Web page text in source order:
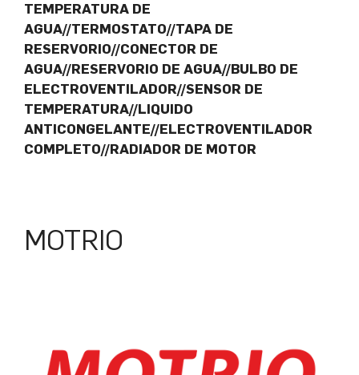
TEMPERATURA DE
AGUA//TERMOSTATO//TAPA DE
RESERVORIO//CONECTOR DE
AGUA//RESERVORIO DE AGUA//BULBO DE
ELECTROVENTILADOR//SENSOR DE
TEMPERATURA//LIQUIDO
ANTICONGELANTE//ELECTROVENTILADOR
COMPLETO//RADIADOR DE MOTOR
MOTRIO